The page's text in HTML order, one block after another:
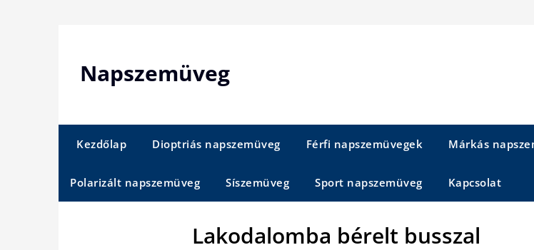
Napszemüveg
Kezdőlap Dioptriás napszemüveg Férfi napszemüvegek Márkás
Polarizált napszemüveg Síszemüveg Sport napszemüveg Kapcsolat
Lakodalomba bérelt busszal